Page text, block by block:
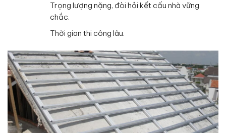
Trọng lượng nặng, đòi hỏi kết cấu nhà vững
chắc.
Thời gian thi công lâu.